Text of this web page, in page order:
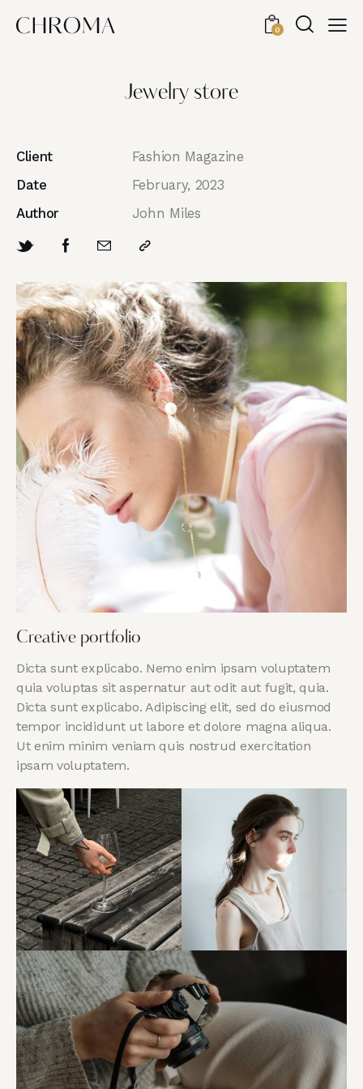
0
Jewelry store
Creative portfolio
Dicta sunt explicabo. Nemo enim ipsam voluptatem
quia voluptas sit aspernatur aut odit aut fugit, quia.
Dicta sunt explicabo. Adipiscing elit, sed do eiusmod
tempor incididunt ut labore et dolore magna aliqua.
Ut enim minim veniam quis nostrud exercitation
ipsam voluptatem.
Client
Fashion Magazine
Date
February, 2023
Author
John Miles